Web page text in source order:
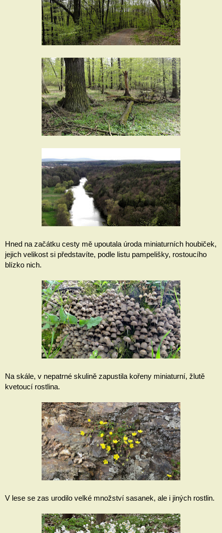
Hned na začátku cesty mě upoutala úroda miniaturních houbiček,
jejich velikost si představíte, podle listu pampelišky, rostoucího
blízko nich.
Na skále, v nepatrné skulině zapustila kořeny miniaturní, žlutě
kvetoucí rostlina.
V lese se zas urodilo velké množství sasanek, ale i jiných rostlin.